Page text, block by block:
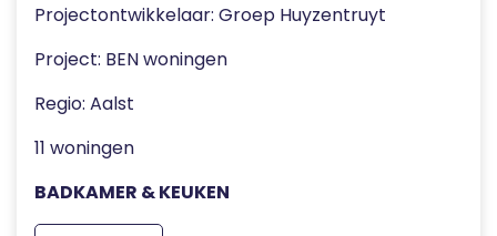
Projectontwikkelaar: Groep Huyzentruyt
Project: BEN woningen
Regio: Aalst
11 woningen
BADKAMER & KEUKEN